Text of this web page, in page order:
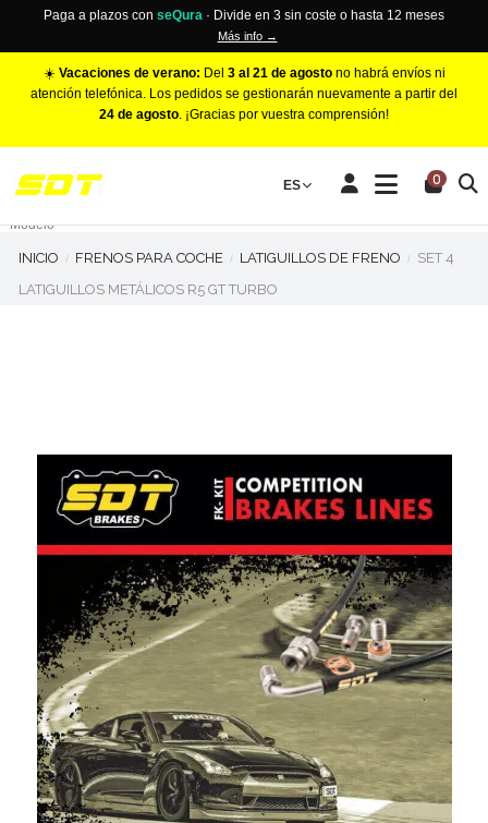
Paga a plazos con seQura · Divide en 3 sin coste o hasta 12 meses
Más info →
☀️ Vacaciones de verano: Del 3 al 21 de agostono habrá envíos ni
atención telefónica. Los pedidos se gestionarán nuevamente a partir del
24 de agosto. ¡Gracias por vuestra comprensión!
ES 0
Make
Modelo
INICIO FRENOS PARA COCHE LATIGUILLOS DE FRENO
SET 4
LATIGUILLOS METÁLICOS R5 GT TURBO